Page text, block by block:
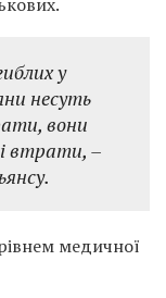
у
несуть
вони
втрати, –
медичної